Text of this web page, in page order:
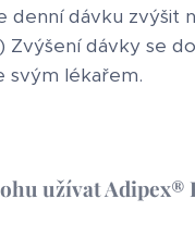
denní dávku zvýšit
Zvýšení dávky se
svým lékařem.
užívat Adipex®